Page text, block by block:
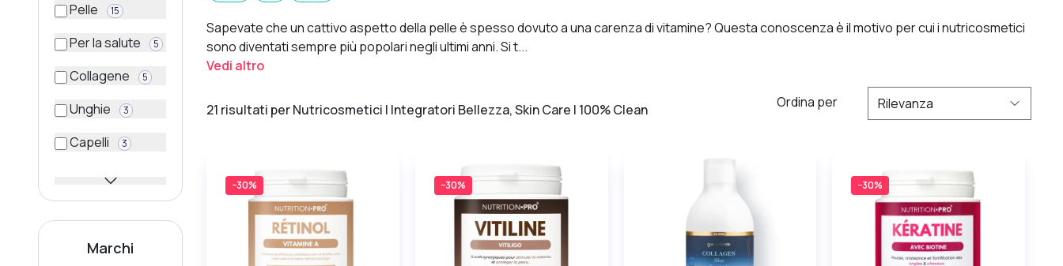
Pelle 15
Per la salute 5
Collagene 5
Unghie 3
Capelli 3
Marchi
Sapevate che un cattivo aspetto della pelle è spesso dovuto a una carenza di vitamine? Questa conoscenza è il motivo per cui i nutricosmetici
sono diventati sempre più popolari negli ultimi anni. Si t...
Vedi altro
21 risultati per Nutricosmetici | Integratori Bellezza, Skin Care | 100% Clean Ordina per
−30% −30% −30%